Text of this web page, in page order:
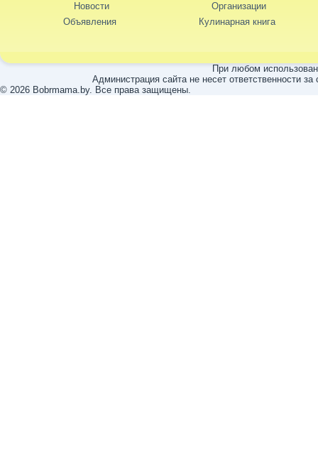
Новости
Объявления
Организации
Кулинарная книга
При любом
Администрация сайта не несет ответственности
© 2026 Bobrmama.by. Все права защищены.